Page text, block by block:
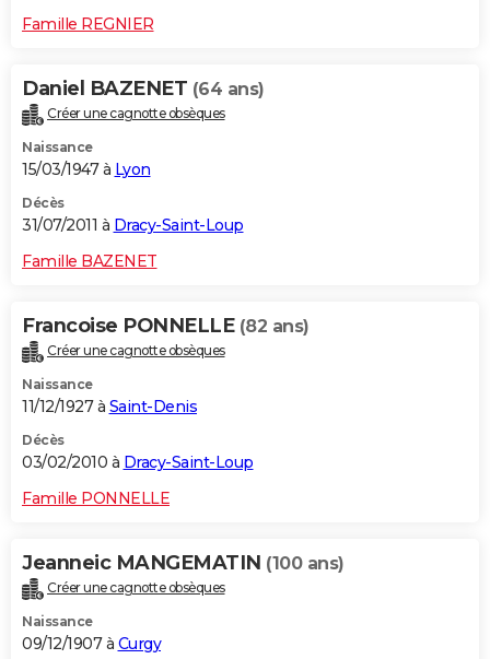
Famille REGNIER
Daniel BAZENET (64 ans)
Créer une cagnotte obsèques
Naissance
15/03/1947 à Lyon
Décès
31/07/2011 à Dracy-Saint-Loup
Famille BAZENET
Francoise PONNELLE (82 ans)
Créer une cagnotte obsèques
Naissance
11/12/1927 à Saint-Denis
Décès
03/02/2010 à Dracy-Saint-Loup
Famille PONNELLE
Jeanneic MANGEMATIN (100 ans)
Créer une cagnotte obsèques
Naissance
09/12/1907 à Curgy